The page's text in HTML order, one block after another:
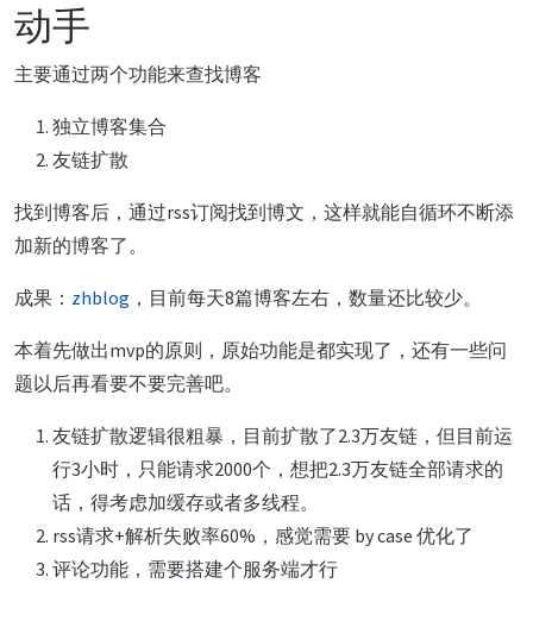
动手
主要通过两个功能来查找博客
独立博客集合
友链扩散
找到博客后，通过rss订阅找到博文，这样就能自循环不断添
加新的博客了。
成果： zhblog ，目前每天8篇博客左右，数量还比较少。
本着先做出mvp的原则，原始功能是都实现了，还有一些问
题以后再看要不要完善吧。
友链扩散逻辑很粗暴，目前扩散了2.3万友链，但目前运
行3小时，只能请求2000个，想把2.3万友链全部请求的
话，得考虑加缓存或者多线程。
rss请求+解析失败率60%，感觉需要 by case 优化了
评论功能，需要搭建个服务端才行